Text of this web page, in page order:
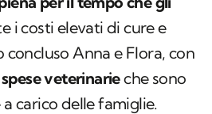
i costi elevati di cure e
Anna e Flora, con
spese veterinarieche sono
carico delle famiglie.